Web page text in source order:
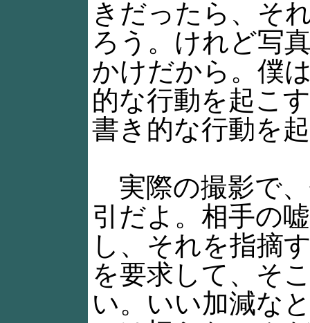
きだったら、そ
ろう。けれど写
かけだから。僕
的な行動を起こ
書き的な行動を
実際の撮影で
引だよ。相手の
し、それを指摘
を要求して、そ
い。いい加減な